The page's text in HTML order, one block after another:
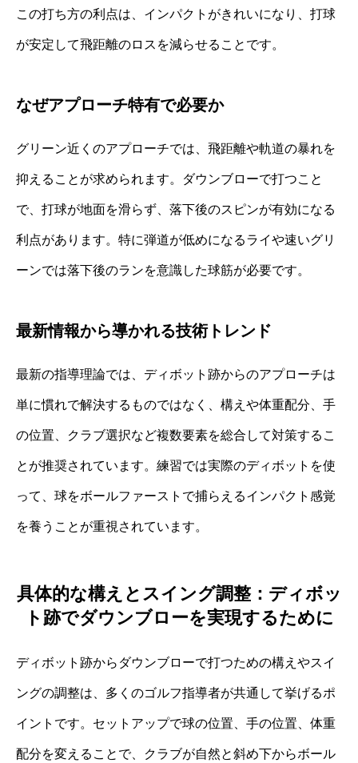
この打ち方の利点は、インパクトがきれいになり、打球
が安定して飛距離のロスを減らせることです。
なぜアプローチ特有で必要か
グリーン近くのアプローチでは、飛距離や軌道の暴れを
抑えることが求められます。ダウンブローで打つこと
で、打球が地面を滑らず、落下後のスピンが有効になる
利点があります。特に弾道が低めになるライや速いグリ
ーンでは落下後のランを意識した球筋が必要です。
最新情報から導かれる技術トレンド
最新の指導理論では、ディボット跡からのアプローチは
単に慣れで解決するものではなく、構えや体重配分、手
の位置、クラブ選択など複数要素を総合して対策するこ
とが推奨されています。練習では実際のディボットを使
って、球をボールファーストで捕らえるインパクト感覚
を養うことが重視されています。
具体的な構えとスイング調整：ディボッ
ト跡でダウンブローを実現するために
ディボット跡からダウンブローで打つための構えやスイ
ングの調整は、多くのゴルフ指導者が共通して挙げるポ
イントです。セットアップで球の位置、手の位置、体重
配分を変えることで、クラブが自然と斜め下からボール